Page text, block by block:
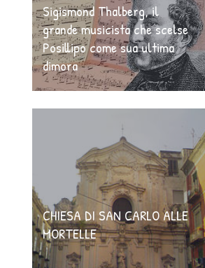
Sigismond Thalberg, il
grande musicista che scelse
Posillipo come sua ultima
dimora
CHIESA DI SAN CARLO ALLE
MORTELLE